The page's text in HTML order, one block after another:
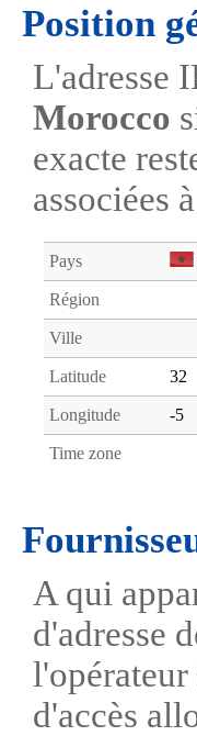
Position
L'adresse
Morocco
exacte
associées
Pays
Région
Ville
Latitude 32
Longitude -5
Time zone
A qui
d'adresse
l'opérateur
d'accès